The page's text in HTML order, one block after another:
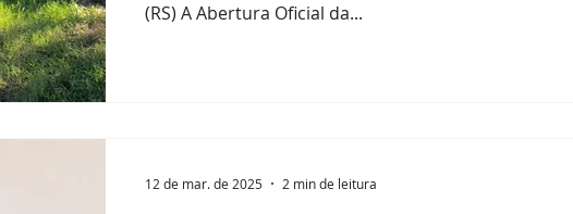
(RS) A Abertura Oficial da...
12 de mar. de 2025 2 min de leitura